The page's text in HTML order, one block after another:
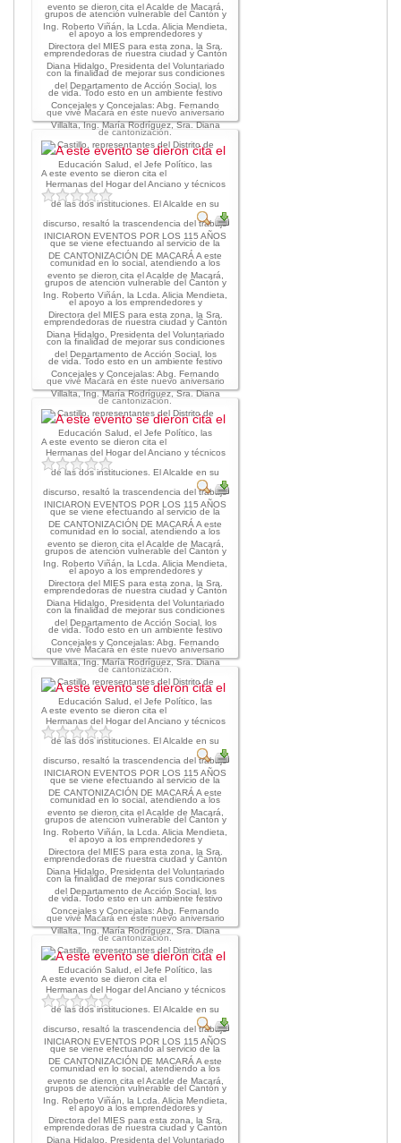
grupos de atención vulnerable del Cantón y
el apoyo a los emprendedores y
emprendedoras de nuestra ciudad y Cantón
con la finalidad de mejorar sus condiciones
de vida. Todo esto en un ambiente festivo
que vive Macará en este nuevo aniversario
de cantonización.
evento se dieron cita el Acalde de Macará,
Ing. Roberto Viñán, la Lcda. Alicia Mendieta,
Directora del MIES para esta zona, la Sra.
Diana Hidalgo, Presidenta del Voluntariado
del Departamento de Acción Social, los
Concejales y Concejalas: Abg. Fernando
Villalta, Ing. María Rodríguez, Sra. Diana
Castillo, representantes del Distrito de
Educación Salud, el Jefe Político, las
Hermanas del Hogar del Anciano y técnicos
de las dos instituciones. El Alcalde en su
discurso, resaltó la trascendencia del trabajo
que se viene efectuando al servicio de la
comunidad en lo social, atendiendo a los
grupos de atención vulnerable del Cantón y
el apoyo a los emprendedores y
emprendedoras de nuestra ciudad y Cantón
con la finalidad de mejorar sus condiciones
de vida. Todo esto en un ambiente festivo
que vive Macará en este nuevo aniversario
de cantonización.
A este evento se dieron cita el
INICIARON EVENTOS POR LOS 115 AÑOS
DE CANTONIZACIÓN DE MACARÁ A este
evento se dieron cita el Acalde de Macará,
Ing. Roberto Viñán, la Lcda. Alicia Mendieta,
Directora del MIES para esta zona, la Sra.
Diana Hidalgo, Presidenta del Voluntariado
del Departamento de Acción Social, los
Concejales y Concejalas: Abg. Fernando
Villalta, Ing. María Rodríguez, Sra. Diana
Castillo, representantes del Distrito de
Educación Salud, el Jefe Político, las
Hermanas del Hogar del Anciano y técnicos
de las dos instituciones. El Alcalde en su
discurso, resaltó la trascendencia del trabajo
que se viene efectuando al servicio de la
comunidad en lo social, atendiendo a los
grupos de atención vulnerable del Cantón y
el apoyo a los emprendedores y
emprendedoras de nuestra ciudad y Cantón
con la finalidad de mejorar sus condiciones
de vida. Todo esto en un ambiente festivo
que vive Macará en este nuevo aniversario
de cantonización.
A este evento se dieron cita el
INICIARON EVENTOS POR LOS 115 AÑOS
DE CANTONIZACIÓN DE MACARÁ A este
evento se dieron cita el Acalde de Macará,
Ing. Roberto Viñán, la Lcda. Alicia Mendieta,
Directora del MIES para esta zona, la Sra.
Diana Hidalgo, Presidenta del Voluntariado
del Departamento de Acción Social, los
Concejales y Concejalas: Abg. Fernando
Villalta, Ing. María Rodríguez, Sra. Diana
Castillo, representantes del Distrito de
Educación Salud, el Jefe Político, las
Hermanas del Hogar del Anciano y técnicos
de las dos instituciones. El Alcalde en su
discurso, resaltó la trascendencia del trabajo
que se viene efectuando al servicio de la
comunidad en lo social, atendiendo a los
grupos de atención vulnerable del Cantón y
el apoyo a los emprendedores y
emprendedoras de nuestra ciudad y Cantón
con la finalidad de mejorar sus condiciones
de vida. Todo esto en un ambiente festivo
que vive Macará en este nuevo aniversario
de cantonización.
A este evento se dieron cita el
INICIARON EVENTOS POR LOS 115 AÑOS
DE CANTONIZACIÓN DE MACARÁ A este
evento se dieron cita el Acalde de Macará,
Ing. Roberto Viñán, la Lcda. Alicia Mendieta,
Directora del MIES para esta zona, la Sra.
Diana Hidalgo, Presidenta del Voluntariado
del Departamento de Acción Social, los
Concejales y Concejalas: Abg. Fernando
Villalta, Ing. María Rodríguez, Sra. Diana
Castillo, representantes del Distrito de
Educación Salud, el Jefe Político, las
Hermanas del Hogar del Anciano y técnicos
de las dos instituciones. El Alcalde en su
discurso, resaltó la trascendencia del trabajo
que se viene efectuando al servicio de la
comunidad en lo social, atendiendo a los
grupos de atención vulnerable del Cantón y
el apoyo a los emprendedores y
emprendedoras de nuestra ciudad y Cantón
A este evento se dieron cita el
INICIARON EVENTOS POR LOS 115 AÑOS
DE CANTONIZACIÓN DE MACARÁ A este
evento se dieron cita el Acalde de Macará,
Ing. Roberto Viñán, la Lcda. Alicia Mendieta,
Directora del MIES para esta zona, la Sra.
Diana Hidalgo, Presidenta del Voluntariado